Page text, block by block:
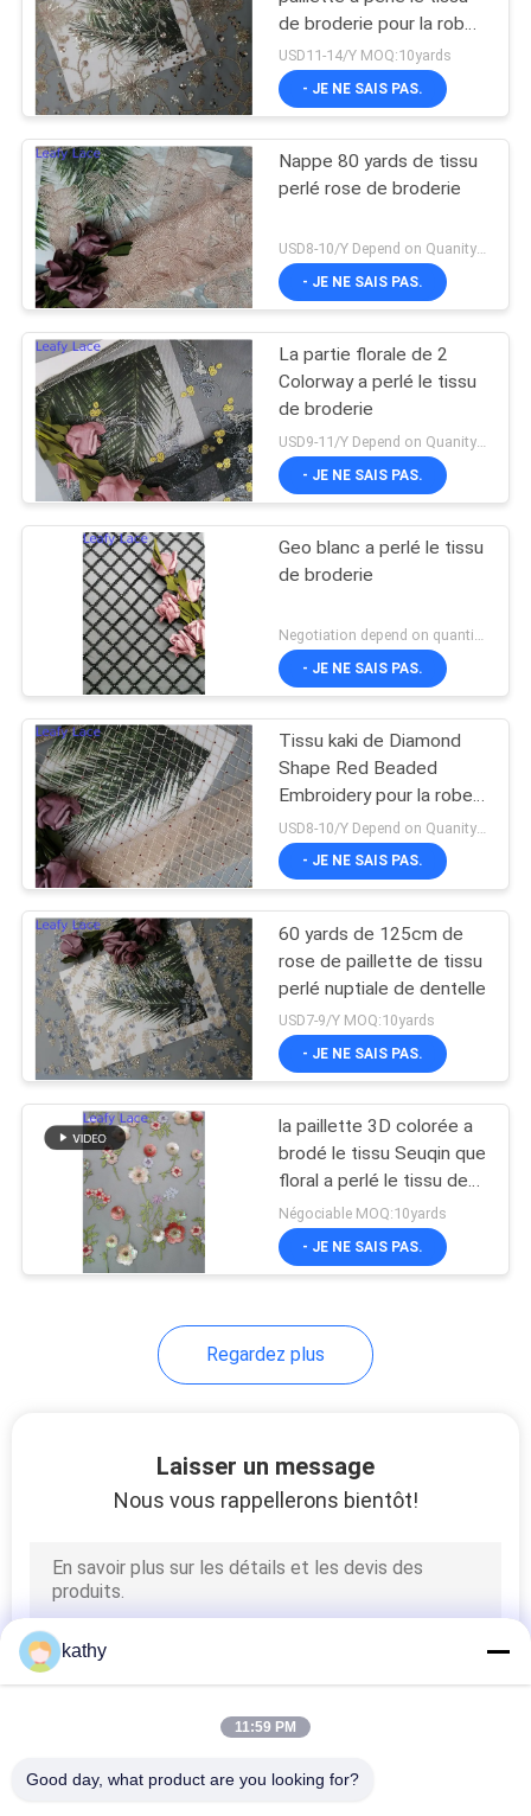
NOUVELLES
DEMANDE
DE
SOUMISSION
PLAN
DU
SITE
POLITIQUE
DE
CONFIDENTIALITÉ
de broderie pour la robe
de mariage
USD11-14/Y MOQ:10yards
- JE NE SAIS PAS.
Nappe 80 yards de tissu
perlé rose de broderie
USD8-10/Y Depend on Quanity MOQ:10yards
- JE NE SAIS PAS.
La partie florale de 2
Colorway a perlé le tissu
de broderie
- JE NE SAIS PAS.
Geo blanc a perlé le tissu
de broderie
- JE NE SAIS PAS.
Tissu kaki de Diamond
Shape Red Beaded
Embroidery pour la robe
de soirée
- JE NE SAIS PAS.
60 yards de 125cm de
rose de paillette de tissu
perlé nuptiale de dentelle
USD7-9/Y MOQ:10yards
- JE NE SAIS PAS.
la paillette 3D colorée a
brodé le tissu Seuqin que
floral a perlé le tissu de
dentelle
Négociable MOQ:10yards
- JE NE SAIS PAS.
Regardez plus
Laisser un message
Nous vous rappellerons bientôt!
kathy
11:59 PM
Good day, what product are you looking for?